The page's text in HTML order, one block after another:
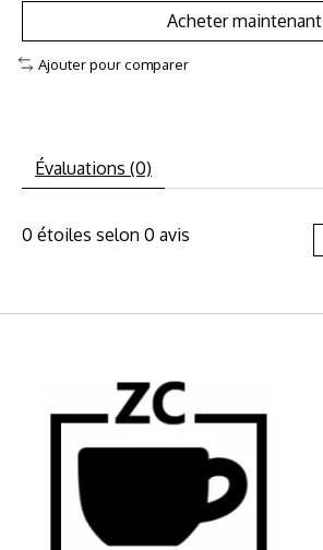
Acheter maintenant
Ajouter pour comparer
Évaluations (0)
0 étoiles selon 0 avis